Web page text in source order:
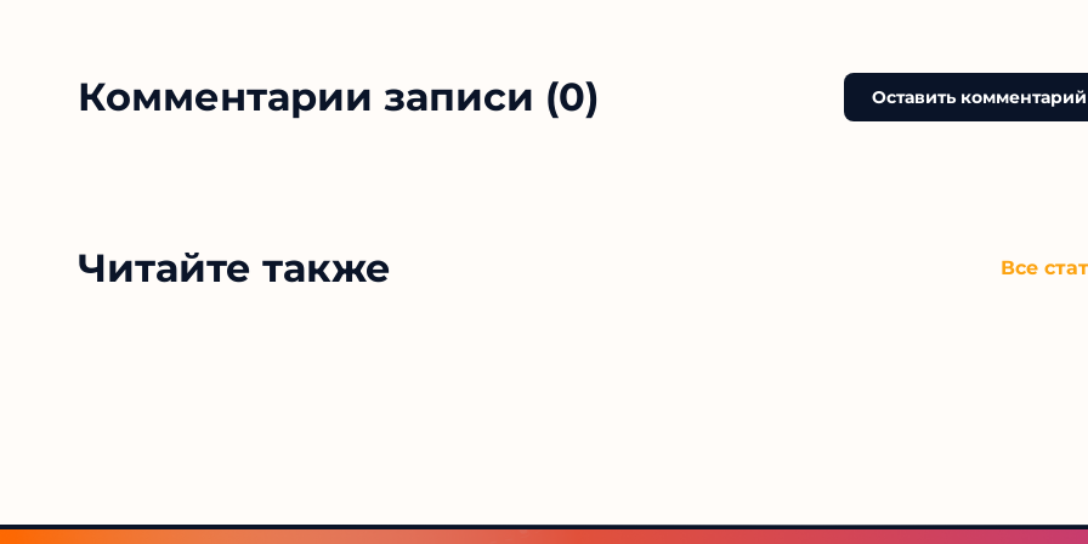
Комментарии записи (0) Оставить комментарий
Читайте также Все